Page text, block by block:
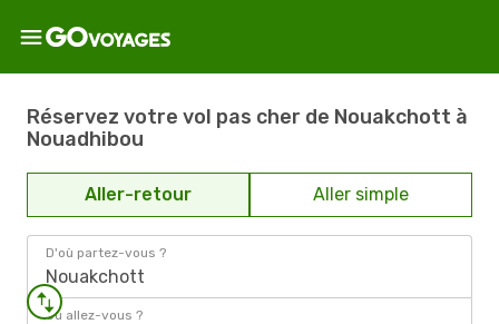
Réservez votre vol pas cher de Nouakchott à
Nouadhibou
Aller-retour Aller simple
D'où partez-vous ?
Nouakchott
Où allez-vous ?